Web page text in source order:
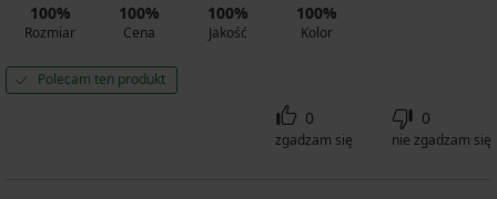
100%
Rozmiar
100%
Cena
100%
Jakość
100%
Kolor
Polecam ten produkt
0
zgadzam się
0
nie zgadzam się